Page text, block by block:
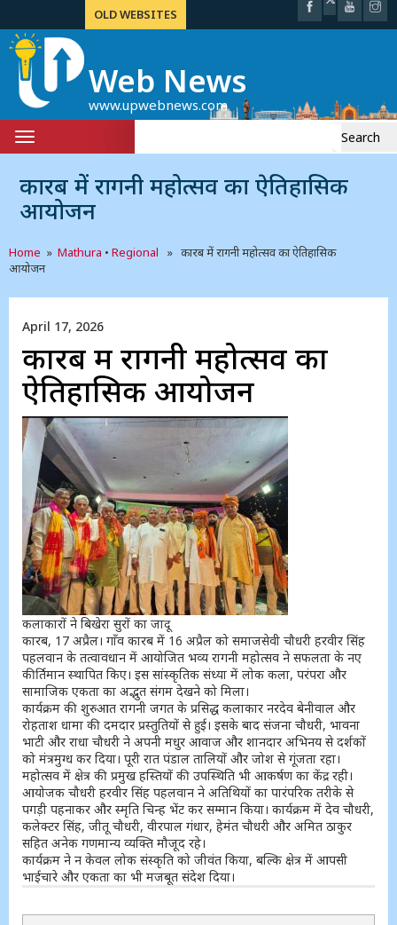
OLD WEBSITES
Web News
www.upwebnews.com
Toggle
navigation
कारब में रागनी महोत्सव का ऐतिहासिक
आयोजन
Home » Mathura • Regional » कारब में रागनी महोत्सव का ऐतिहासिक
आयोजन
April 17, 2026
कारब में रागनी महोत्सव का
ऐतिहासिक आयोजन
कलाकारों ने बिखेरा सुरों का जादू
कारब, 17 अप्रैल। गाँव कारब में 16 अप्रैल को समाजसेवी चौधरी हरवीर सिंह
पहलवान के तत्वावधान में आयोजित भव्य रागनी महोत्सव ने सफलता के नए
कीर्तिमान स्थापित किए। इस सांस्कृतिक संध्या में लोक कला, परंपरा और
सामाजिक एकता का अद्भुत संगम देखने को मिला।
कार्यक्रम की शुरुआत रागनी जगत के प्रसिद्ध कलाकार नरदेव बेनीवाल और
रोहताश धामा की दमदार प्रस्तुतियों से हुई। इसके बाद संजना चौधरी, भावना
भाटी और राधा चौधरी ने अपनी मधुर आवाज और शानदार अभिनय से दर्शकों
को मंत्रमुग्ध कर दिया। पूरी रात पंडाल तालियों और जोश से गूंजता रहा।
महोत्सव में क्षेत्र की प्रमुख हस्तियों की उपस्थिति भी आकर्षण का केंद्र रही।
आयोजक चौधरी हरवीर सिंह पहलवान ने अतिथियों का पारंपरिक तरीके से
पगड़ी पहनाकर और स्मृति चिन्ह भेंट कर सम्मान किया। कार्यक्रम में देव चौधरी,
कलेक्टर सिंह, जीतू चौधरी, वीरपाल गंधार, हेमंत चौधरी और अमित ठाकुर
सहित अनेक गणमान्य व्यक्ति मौजूद रहे।
कार्यक्रम ने न केवल लोक संस्कृति को जीवंत किया, बल्कि क्षेत्र में आपसी
भाईचारे और एकता का भी मजबूत संदेश दिया।